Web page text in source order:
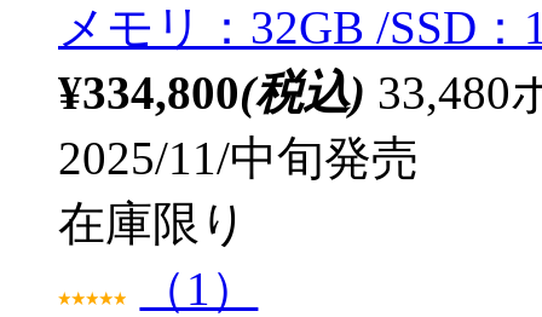
メモリ：32GB /SSD
¥334,800(税込) 33,480
2025/11/中旬発売
在庫限り
（1）